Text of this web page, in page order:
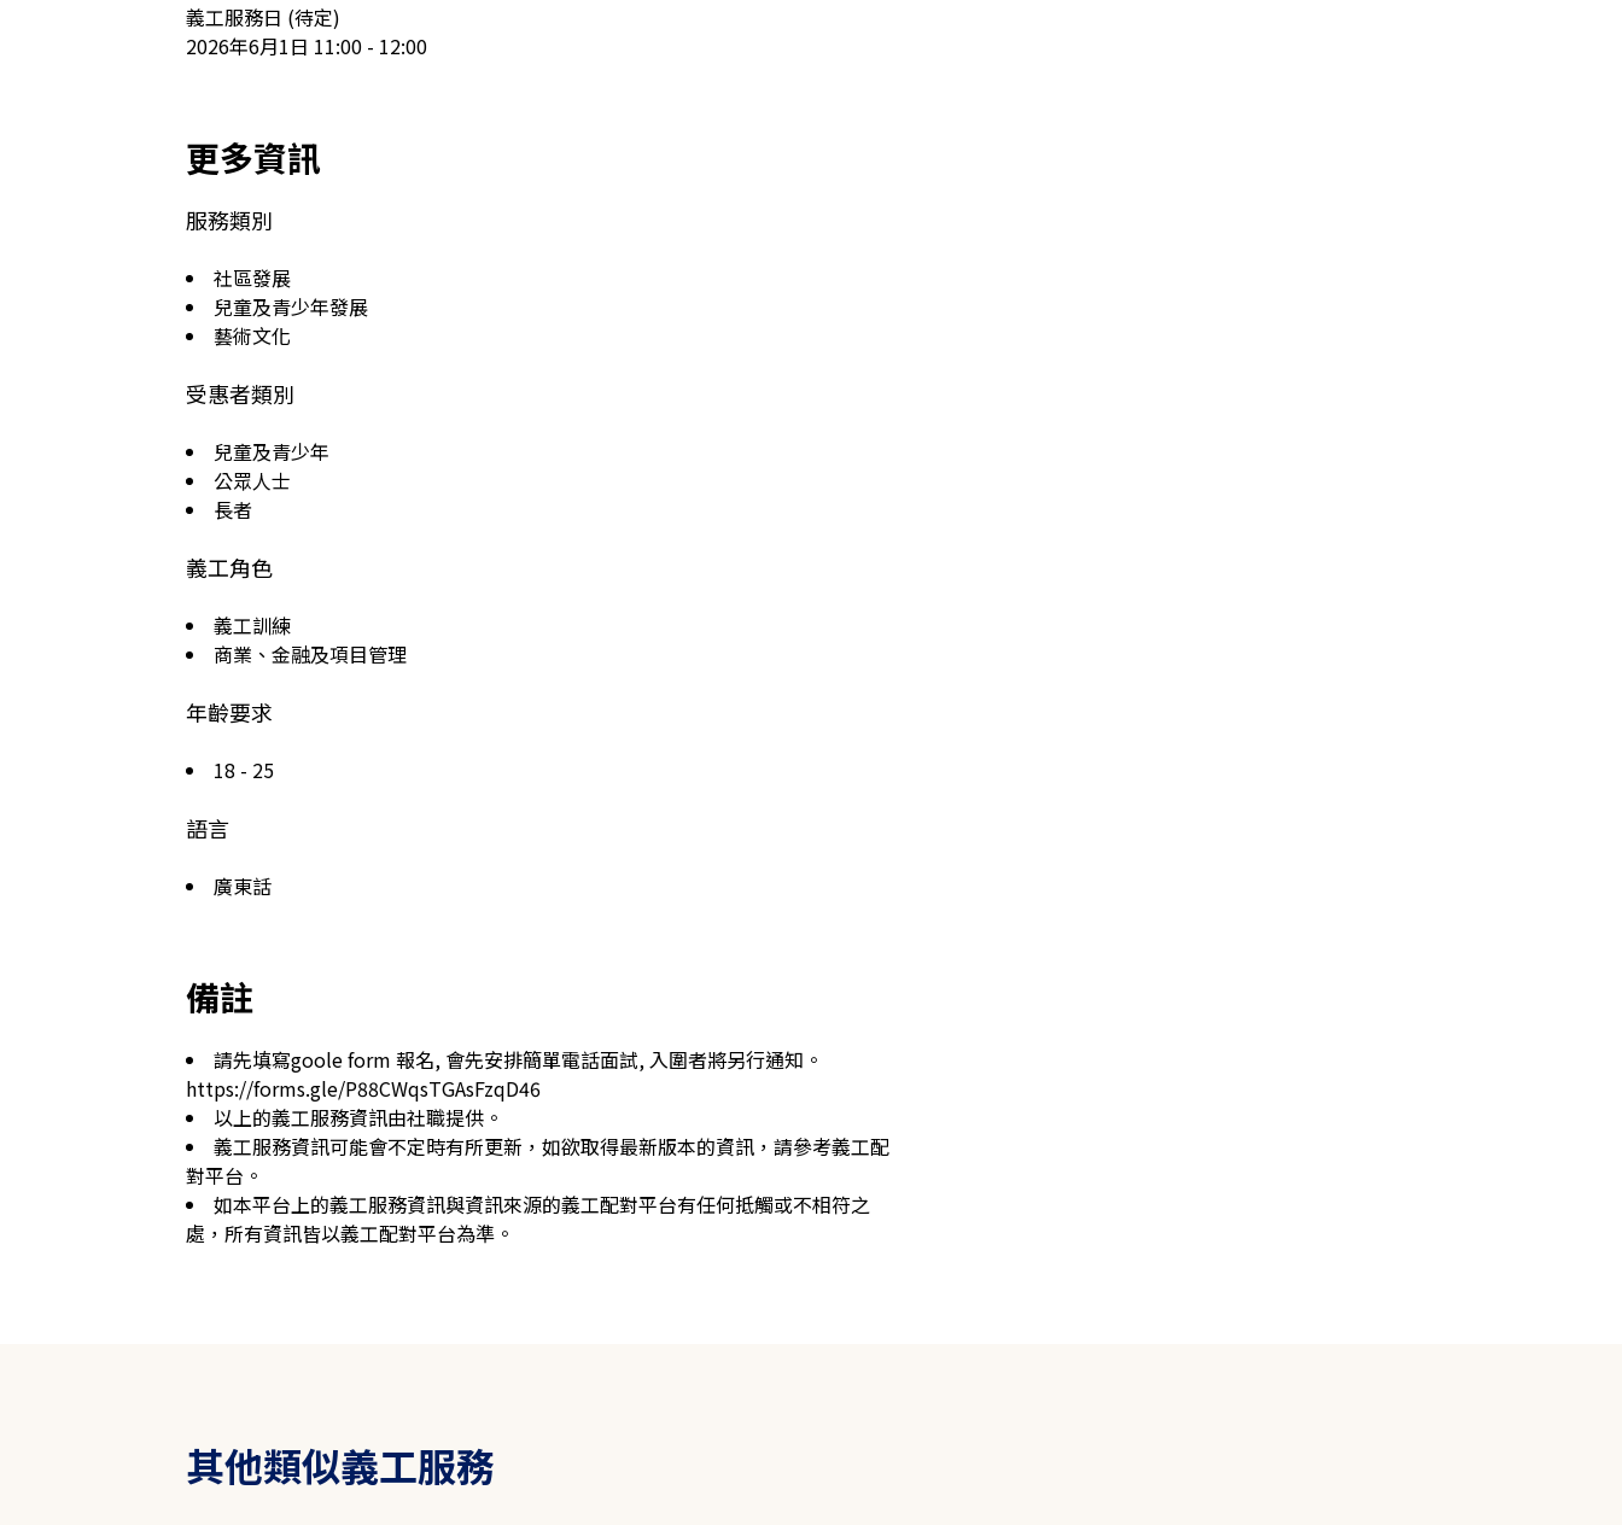
義工服務日 (待定)
2026年6月1日 11:00 - 12:00
更多資訊
服務類別
社區發展
兒童及青少年發展
藝術文化
受惠者類別
兒童及青少年
公眾人士
長者
義工角色
義工訓練
商業、金融及項目管理
年齡要求
18 - 25
語言
廣東話
備註
請先填寫goole form 報名, 會先安排簡單電話面試, 入圍者將另行通知。
https://forms.gle/P88CWqsTGAsFzqD46
以上的義工服務資訊由社職提供。
義工服務資訊可能會不定時有所更新，如欲取得最新版本的資訊，請參考義工配
對平台。
如本平台上的義工服務資訊與資訊來源的義工配對平台有任何抵觸或不相符之
處，所有資訊皆以義工配對平台為準。
其他類似義工服務